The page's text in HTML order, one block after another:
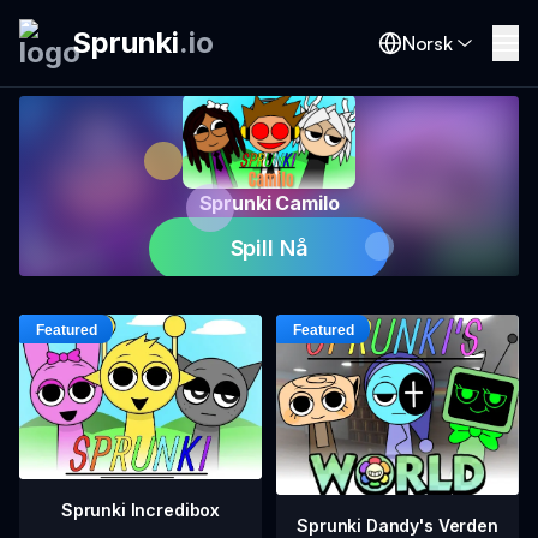
Sprunki.io Norsk
Sprunki Camilo
Spill Nå
Sprunki Incredibox
Sprunki Dandy's Verden